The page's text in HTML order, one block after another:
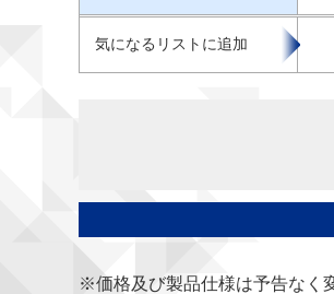
気になるリストに追加
※価格及び製品仕様は予告なく